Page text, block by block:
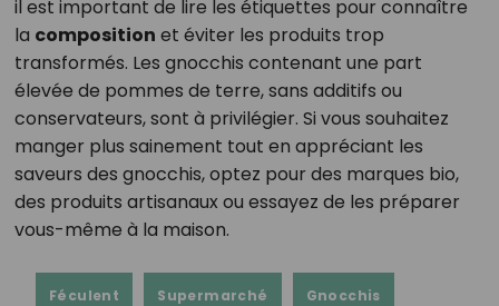
il est important de lire les étiquettes pour connaître
la composition et éviter les produits trop
transformés. Les gnocchis contenant une part
élevée de pommes de terre, sans additifs ou
conservateurs, sont à privilégier. Si vous souhaitez
manger plus sainement tout en appréciant les
saveurs des gnocchis, optez pour des marques bio,
des produits artisanaux ou essayez de les préparer
vous-même à la maison.
Féculent Supermarché Gnocchis